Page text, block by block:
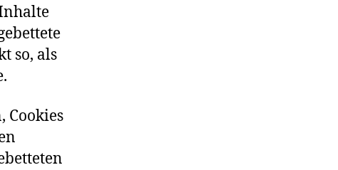
so, als
Cookies